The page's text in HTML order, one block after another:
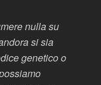
nulla su
si sia
genetico o